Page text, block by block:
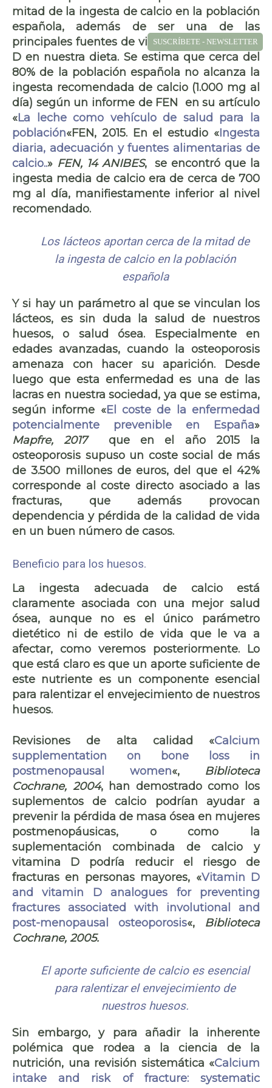
mitad de la ingesta de calcio en la población
española, además de ser una de las
principales fuentes de vitamina A y vitamina
D en nuestra dieta. Se estima que cerca del
80% de la población española no alcanza la
ingesta recomendada de calcio (1.000 mg al
día) según un informe de FEN en su artículo
«La leche como vehículo de salud para la
población«FEN, 2015. En el estudio «Ingesta
diaria, adecuación y fuentes alimentarias de
calcio..» FEN, 14 ANIBES, se encontró que la
ingesta media de calcio era de cerca de 700
mg al día, manifiestamente inferior al nivel
recomendado.
Los lácteos aportan cerca de la mitad de
la ingesta de calcio en la población
española
Y si hay un parámetro al que se vinculan los
lácteos, es sin duda la salud de nuestros
huesos, o salud ósea. Especialmente en
edades avanzadas, cuando la osteoporosis
amenaza con hacer su aparición. Desde
luego que esta enfermedad es una de las
lacras en nuestra sociedad, ya que se estima,
según informe «El coste de la enfermedad
potencialmente prevenible en España»
Mapfre, 2017que en el año 2015 la
osteoporosis supuso un coste social de más
de 3.500 millones de euros, del que el 42%
corresponde al coste directo asociado a las
fracturas, que además provocan
dependencia y pérdida de la calidad de vida
en un buen número de casos.
Beneficio para los huesos.
La ingesta adecuada de calcio está
claramente asociada con una mejor salud
ósea, aunque no es el único parámetro
dietético ni de estilo de vida que le va a
afectar, como veremos posteriormente. Lo
que está claro es que un aporte suficiente de
este nutriente es un componente esencial
para ralentizar el envejecimiento de nuestros
huesos.
Revisiones de alta calidad «Calcium
supplementation on bone loss in
postmenopausal women«, Biblioteca
Cochrane, 2004, han demostrado como los
suplementos de calcio podrían ayudar a
prevenir la pérdida de masa ósea en mujeres
postmenopáusicas, o como la
suplementación combinada de calcio y
vitamina D podría reducir el riesgo de
fracturas en personas mayores, «Vitamin D
and vitamin D analogues for preventing
fractures associated with involutional and
post-menopausal osteoporosis«, Biblioteca
Cochrane, 2005.
El aporte suficiente de calcio es esencial
para ralentizar el envejecimiento de
nuestros huesos.
Sin embargo, y para añadir la inherente
polémica que rodea a la ciencia de la
nutrición, una revisión sistemática «Calcium
intake and risk of fracture: systematic
SUSCRÍBETE - NEWSLETTER